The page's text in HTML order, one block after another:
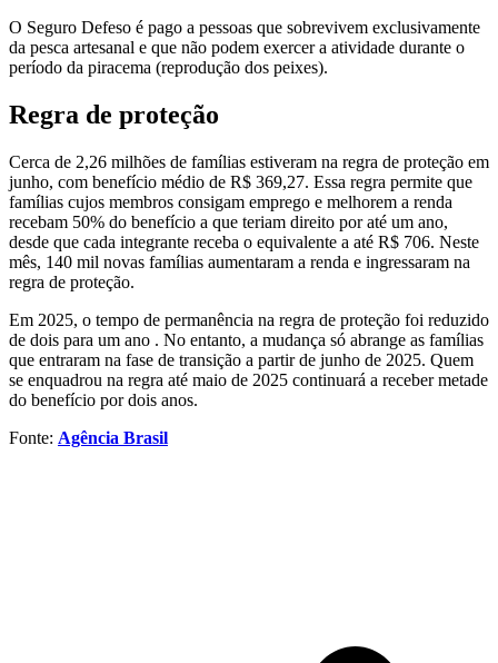
O Seguro Defeso é pago a pessoas que sobrevivem exclusivamente
da pesca artesanal e que não podem exercer a atividade durante o
período da piracema (reprodução dos peixes).
Regra de proteção
Cerca de 2,26 milhões de famílias estiveram na regra de proteção em
junho, com benefício médio de R$ 369,27. Essa regra permite que
famílias cujos membros consigam emprego e melhorem a renda
recebam 50% do benefício a que teriam direito por até um ano,
desde que cada integrante receba o equivalente a até R$ 706. Neste
mês, 140 mil novas famílias aumentaram a renda e ingressaram na
regra de proteção.
Em 2025, o tempo de permanência na regra de proteção foi reduzido
de dois para um ano . No entanto, a mudança só abrange as famílias
que entraram na fase de transição a partir de junho de 2025. Quem
se enquadrou na regra até maio de 2025 continuará a receber metade
do benefício por dois anos.
Fonte: Agência Brasil